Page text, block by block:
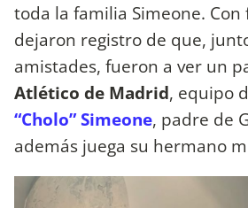
toda la familia Simeone. Con
dejaron registro de que,
amistades, fueron a ver un
Atlético de Madrid, equipo
“Cholo” Simeone, padre de
además juega su hermano